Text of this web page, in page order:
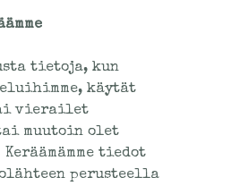
tietoja, kun
käytät
vierailet
muutoin olet
tiedot
perusteella